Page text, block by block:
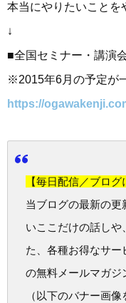
本当にやりたいことを
↓
■全国セミナー・講演
※2015年6月の予定が
https://
【毎日配信／ブロ
当ブログの最新の
いここだけの話しや
た、各種お得なサ
の無料メールマガジ
（以下のバナー画